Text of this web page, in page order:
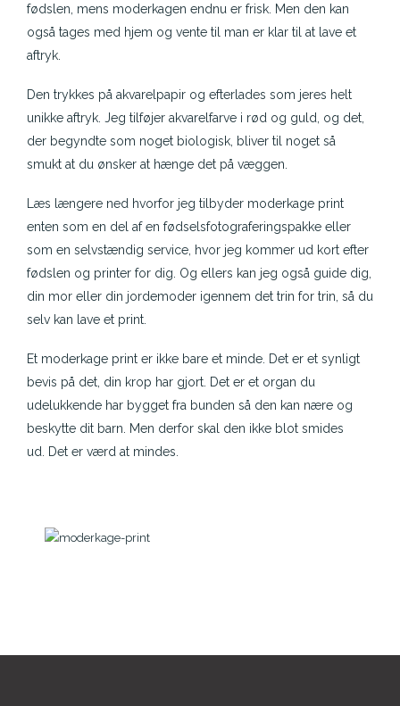
fødslen, mens moderkagen endnu er frisk. Men den kan
også tages med hjem og vente til man er klar til at lave et
aftryk.
Den trykkes på akvarelpapir og efterlades som jeres helt
unikke aftryk. Jeg tilføjer akvarelfarve i rød og guld, og det,
der begyndte som noget biologisk, bliver til noget så
smukt at du ønsker at hænge det på væggen.
Læs længere ned hvorfor jeg tilbyder moderkage print
enten som en del af en fødselsfotograferingspakke eller
som en selvstændig service, hvor jeg kommer ud kort efter
fødslen og printer for dig. Og ellers kan jeg også guide dig,
din mor eller din jordemoder igennem det trin for trin, så du
selv kan lave et print.
Et moderkage print er ikke bare et minde. Det er et synligt
bevis på det, din krop har gjort. Det er et organ du
udelukkende har bygget fra bunden så den kan nære og
beskytte dit barn. Men derfor skal den ikke blot smides
ud. Det er værd at mindes.